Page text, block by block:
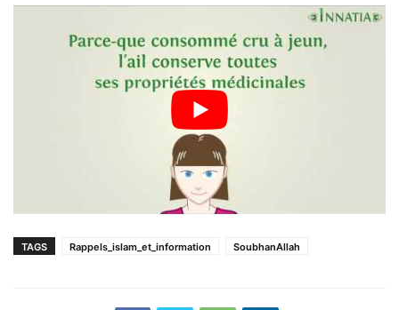
TAGS Rappels_islam_et_information SoubhanAllah